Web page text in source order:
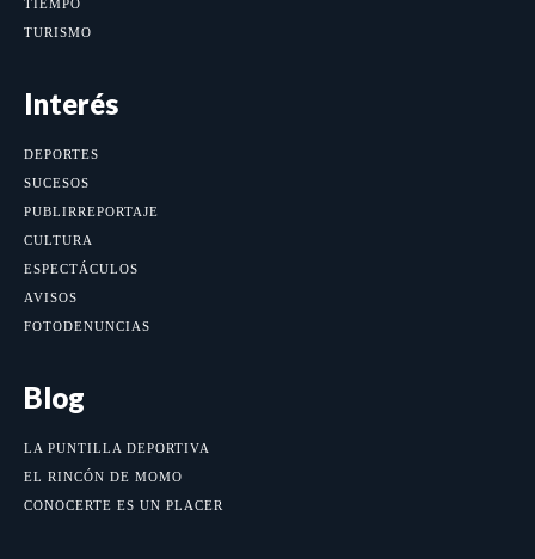
TIEMPO
TURISMO
Interés
DEPORTES
SUCESOS
PUBLIRREPORTAJE
CULTURA
ESPECTÁCULOS
AVISOS
FOTODENUNCIAS
Blog
LA PUNTILLA DEPORTIVA
EL RINCÓN DE MOMO
CONOCERTE ES UN PLACER